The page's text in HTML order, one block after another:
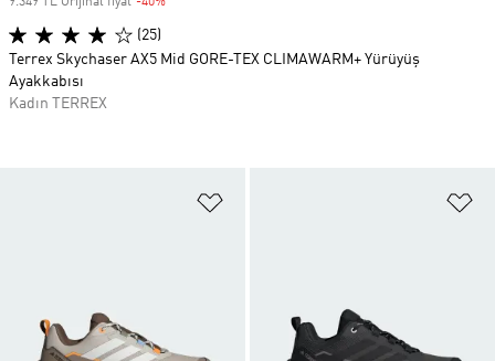
(25)
Terrex Skychaser AX5 Mid GORE-TEX CLIMAWARM+ Yürüyüş
Ayakkabısı
Kadın TERREX